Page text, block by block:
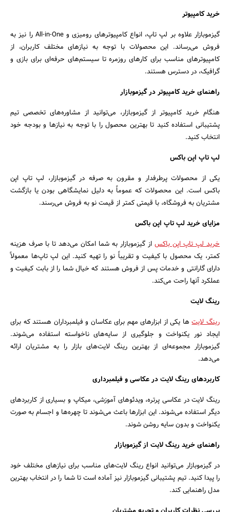
خرید کامپیوتر
گیزموبازار علاوه بر لپ تاپ، انواع کامپیوترهای رومیزی و All-in-One را نیز به
فروش می‌رساند. این محصولات با توجه به نیازهای مختلف کاربران، از
کامپیوترهای مناسب برای کارهای روزمره تا سیستم‌های حرفه‌ای برای بازی و
گرافیک، در دسترس هستند.
راهنمای خرید کامپیوتر در گیزموبازار
هنگام خرید کامپیوتر از گیزموبازار، می‌توانید از مشاوره‌های تخصصی تیم
پشتیبانی استفاده کنید تا بهترین محصول را با توجه به نیازها و بودجه خود
انتخاب کنید.
لپ تاپ اپن باکس
یکی از محصولات پرطرفدار و مقرون به صرفه در گیزموبازار، لپ تاپ اپن
باکس است. این محصولات که عموماً به دلیل نمایشگاهی بودن یا بازگشت
مشتریان به فروشگاه، با قیمتی کمتر از قیمت نو به فروش می‌رسند.
مزایای خرید لپ تاپ اپن باکس
خرید لپ تاپ اپن باکس از گیزموبازار به شما امکان می‌دهد تا با صرف هزینه
کمتر، یک محصول با کیفیت و تقریباً نو را تهیه کنید. این لپ تاپ‌ها معمولاً
دارای گارانتی و خدمات پس از فروش هستند که خیال شما را از بابت کیفیت و
عملکرد آنها راحت می‌کند.
رینگ لایت
رینگ لایت‌ها یکی از ابزارهای مهم برای عکاسان و فیلمبرداران هستند که برای
ایجاد نور یکنواخت و جلوگیری از سایه‌های ناخواسته استفاده می‌شوند.
گیزموبازار مجموعه‌ای از بهترین رینگ لایت‌های بازار را به مشتریان ارائه
می‌دهد.
کاربردهای رینگ لایت در عکاسی و فیلمبرداری
رینگ لایت‌ در عکاسی پرتره، ویدئوهای آموزشی، میکاپ و بسیاری از کاربردهای
دیگر استفاده می‌شوند. این ابزارها باعث می‌شوند تا چهره‌ها و اجسام به صورت
یکنواخت و بدون سایه روشن شوند.
راهنمای خرید رینگ لایت از گیزموبازار
در گیزموبازار می‌توانید انواع رینگ لایت‌های مناسب برای نیازهای مختلف خود
را پیدا کنید. تیم پشتیبانی گیزموبازار نیز آماده است تا شما را در انتخاب بهترین
مدل راهنمایی کند.